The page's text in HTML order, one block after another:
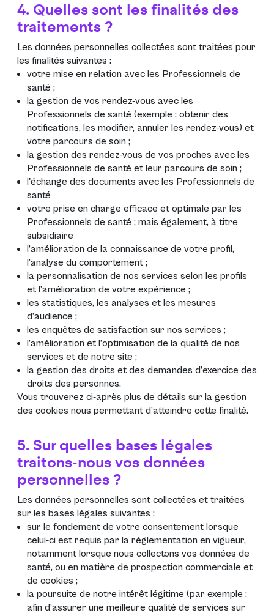
4. Quelles sont les finalités des
traitements ?
Les données personnelles collectées sont traitées pour
les finalités suivantes :
votre mise en relation avec les Professionnels de
santé ;
la gestion de vos rendez-vous avec les
Professionnels de santé (exemple : obtenir des
notifications, les modifier, annuler les rendez-vous) et
votre parcours de soin ;
la gestion des rendez-vous de vos proches avec les
Professionnels de santé et leur parcours de soin ;
l'échange des documents avec les Professionnels de
santé
votre prise en charge efficace et optimale par les
Professionnels de santé ; mais également, à titre
subsidiaire
l’amélioration de la connaissance de votre profil,
l’analyse du comportement ;
la personnalisation de nos services selon les profils
et l’amélioration de votre expérience ;
les statistiques, les analyses et les mesures
d’audience ;
les enquêtes de satisfaction sur nos services ;
l’amélioration et l’optimisation de la qualité de nos
services et de notre site ;
la gestion des droits et des demandes d’exercice des
droits des personnes.
Vous trouverez ci-après plus de détails sur la gestion
des cookies nous permettant d’atteindre cette finalité.
5. Sur quelles bases légales
traitons-nous vos données
personnelles ?
Les données personnelles sont collectées et traitées
sur les bases légales suivantes :
sur le fondement de votre consentement lorsque
celui-ci est requis par la règlementation en vigueur,
notamment lorsque nous collectons vos données de
santé, ou en matière de prospection commerciale et
de cookies ;
la poursuite de notre intérêt légitime (par exemple :
afin d’assurer une meilleure qualité de services sur